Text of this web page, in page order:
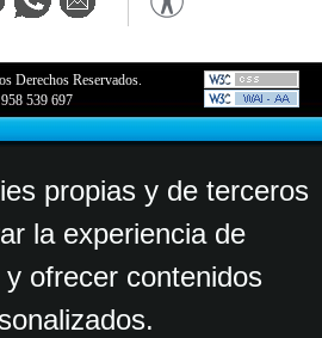
Derechos Reservados.
958 539 697
propias y de terceros
la experiencia de
ofrecer contenidos